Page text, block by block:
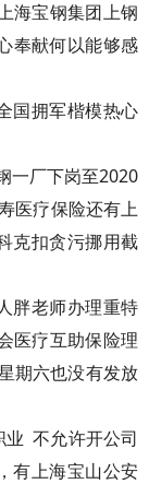
海宝钢集团上钢
奉献何以能够感
国拥军楷模热心
一厂下岗至2020
医疗保险还有上
克扣贪污挪用截
胖老师办理重特
医疗互助保险理
期六也没有发放
业 不允许开公司
有上海宝山公安